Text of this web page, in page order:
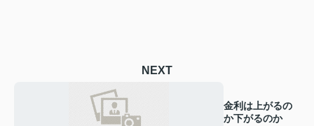
NEXT
金利は上がるの
か下がるのか